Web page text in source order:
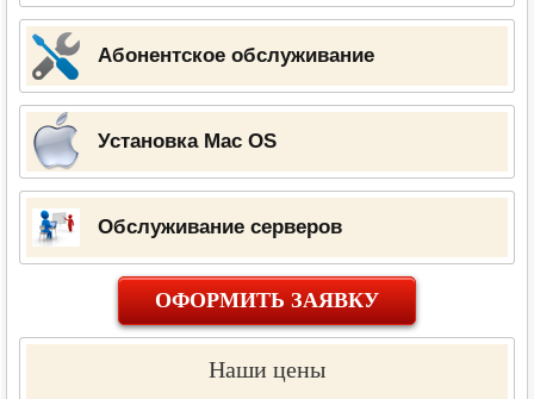
Абонентское обслуживание
Установка Mac OS
Обслуживание серверов
ОФОРМИТЬ ЗАЯВКУ
Наши цены